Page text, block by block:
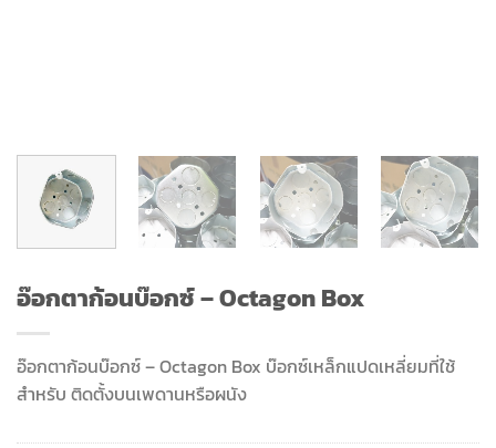
อ๊อกตาก้อนบ๊อกซ์ – Octagon Box
อ๊อกตาก้อนบ๊อกซ์ – Octagon Box บ๊อกซ์เหล็กแปดเหลี่ยมที่ใช้
สำหรับ ติดตั้งบนเพดานหรือผนัง